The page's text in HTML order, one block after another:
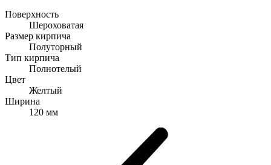
Поверхность
Шероховатая
Размер кирпича
Полуторный
Тип кирпича
Полнотелый
Цвет
Желтый
Ширина
120 мм